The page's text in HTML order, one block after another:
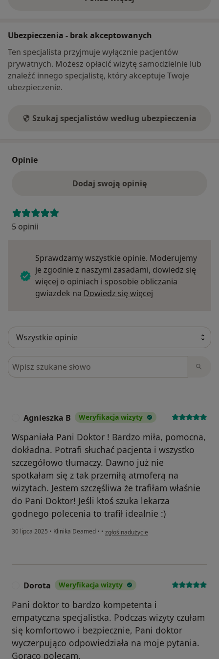
o adresie
Ubezpieczenia - brak akceptowanych
Ten specjalista przyjmuje wyłącznie pacjentów
prywatnych. Możesz opłacić wizytę samodzielnie lub
znaleźć innego specjalistę, który akceptuje Twoje
ubezpieczenie.
Szukaj specjalistów według ubezpieczenia
Opinie
Dodaj swoją opinię
5 opinii
Sprawdzamy wszystkie opinie. Moderujemy
je zgodnie z naszymi zasadami, dowiedz się
więcej o opiniach i sposobie obliczania
gwiazdek na Dowiedz się więcej
Szukaj w opiniach
Agnieszka B Weryfikacja wizyty
Wspaniała Pani Doktor ! Bardzo miła, pomocna,
dokładna. Potrafi słuchać pacjenta i wszystko
szczegółowo tłumaczy. Dawno już nie
spotkałam się z tak przemiłą atmoferą na
wizytach. Jestem szczęśliwa że trafiłam właśnie
do Pani Doktor! Jeśli ktoś szuka lekarza
godnego polecenia to trafił idealnie :)
30 lipca 2025 • Klinika Deamed • • w opinii użytkownika Agnieszka B
zgłoś nadużycie
Dorota Weryfikacja wizyty
Pani doktor to bardzo kompetenta i
empatyczna specjalistka. Podczas wizyty czułam
się komfortowo i bezpiecznie, Pani doktor
wyczerpująco odpowiedziała na moje pytania.
Gorąco polecam.